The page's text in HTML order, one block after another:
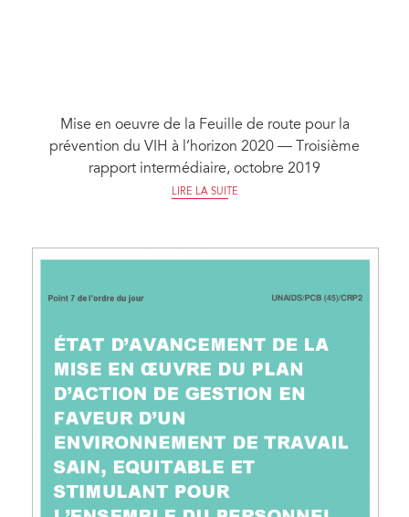
Mise en oeuvre de la Feuille de route pour la
prévention du VIH à l’horizon 2020 — Troisième
rapport intermédiaire, octobre 2019
LIRE LA SUITE